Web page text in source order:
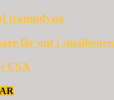
trampdyna
får ont i smalbenen
USA